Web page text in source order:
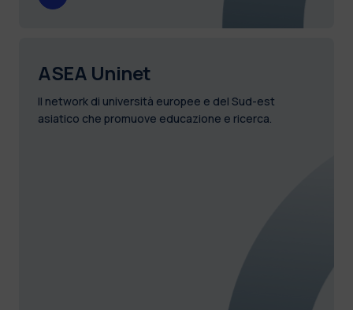
ASEA Uninet
Il network di università europee e del Sud-est
asiatico che promuove educazione e ricerca.